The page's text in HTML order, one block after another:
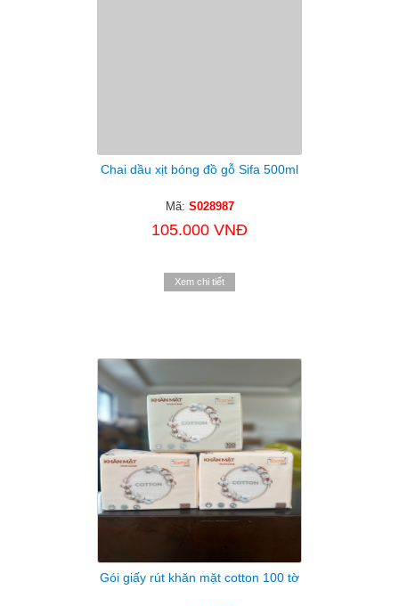
Chai dầu xịt bóng đồ gỗ Sifa 500ml
Mã: S028987
105.000 VNĐ
Xem chi tiết
Gói giấy rút khăn mặt cotton 100 tờ